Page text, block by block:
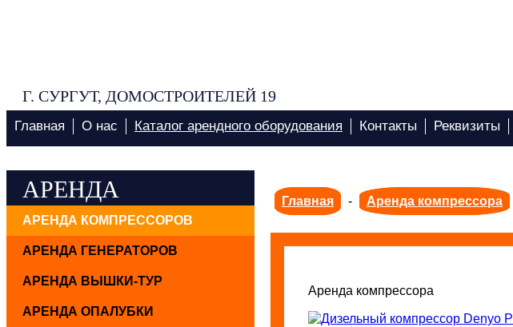
Г. СУРГУТ, ДОМОСТРОИТЕЛЕЙ 19
Главная О нас Каталог арендного оборудования Контакты Реквизиты
Главная - Аренда компрессора
Аренда компрессора
АРЕНДА
АРЕНДА КОМПРЕССОРОВ
АРЕНДА ГЕНЕРАТОРОВ
АРЕНДА ВЫШКИ-ТУР
АРЕНДА ОПАЛУБКИ